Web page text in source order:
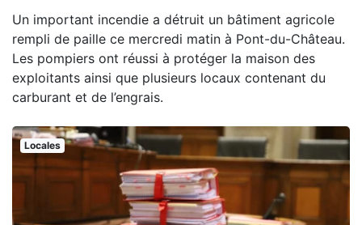
Un important incendie a détruit un bâtiment agricole
rempli de paille ce mercredi matin à Pont-du-Château.
Les pompiers ont réussi à protéger la maison des
exploitants ainsi que plusieurs locaux contenant du
carburant et de l’engrais.
Locales